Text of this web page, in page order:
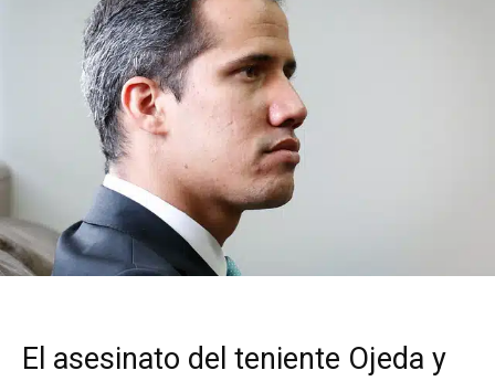
El asesinato del teniente Ojeda y